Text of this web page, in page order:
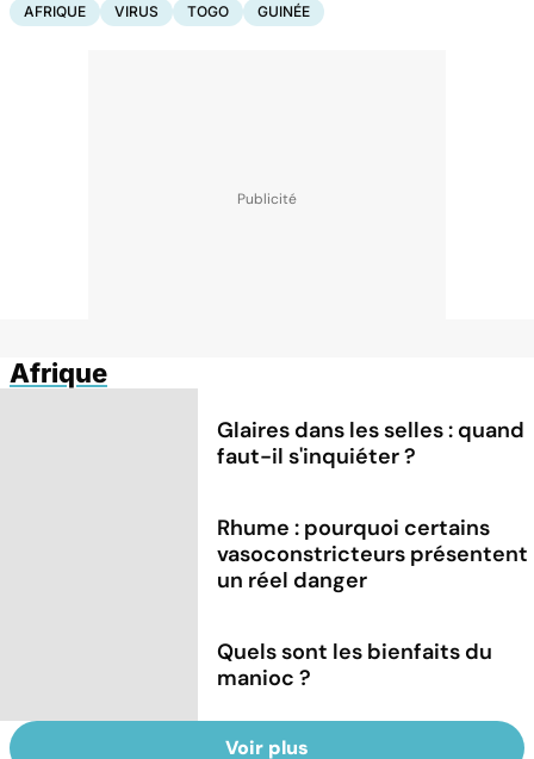
AFRIQUE VIRUS TOGO GUINÉE
Afrique
Glaires dans les selles : quand
faut-il s'inquiéter ?
Rhume : pourquoi certains
vasoconstricteurs présentent
un réel danger
Quels sont les bienfaits du
manioc ?
Voir plus